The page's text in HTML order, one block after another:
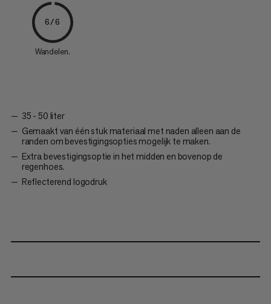
6/6
Wandelen.
35 - 50 liter
Gemaakt van één stuk materiaal met naden alleen aan de
randen om bevestigingsopties mogelijk te maken.
Extra bevestigingsoptie in het midden en bovenop de
regenhoes.
Reflecterend logodruk